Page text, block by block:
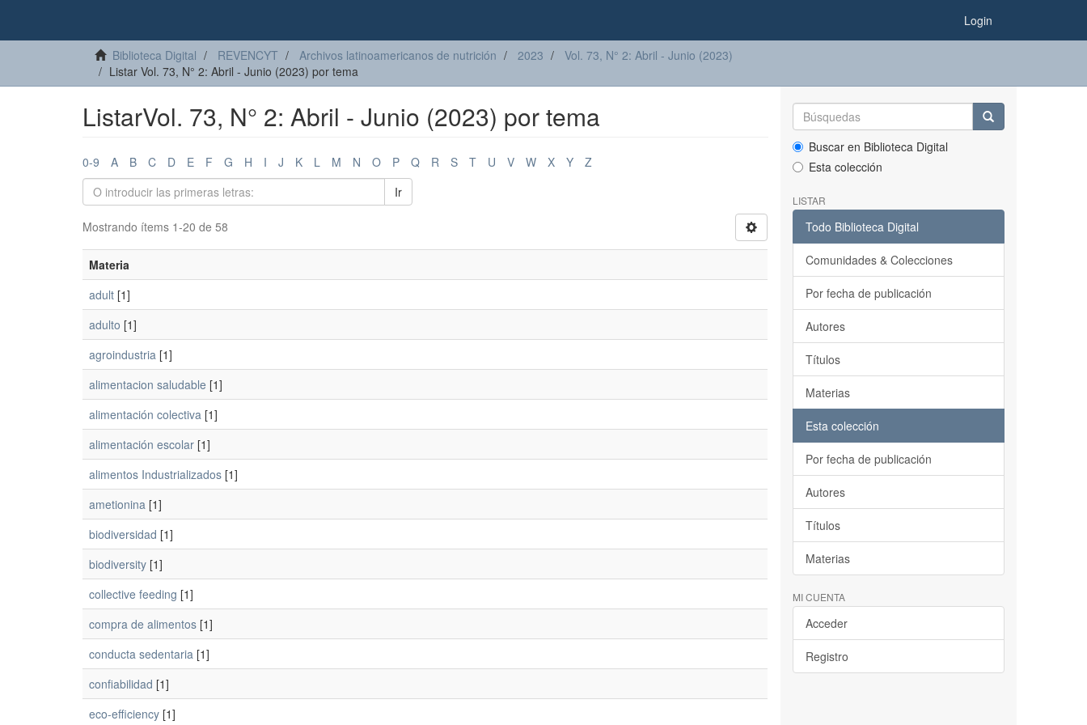
Login
Biblioteca Digital REVENCYT Archivos latinoamericanos de nutrición 2023
Vol. 73, N° 2: Abril - Junio (2023)
Listar Vol. 73, N° 2: Abril - Junio (2023) por tema
ListarVol. 73, N° 2: Abril - Junio (2023) por tema
0-9 A B C D E F G H I J K L M N O P Q R S T U V W X Y
Z
Ir
Mostrando ítems 1-20 de 58
Materia
adult [1]
adulto [1]
agroindustria [1]
alimentacion saludable [1]
alimentación colectiva [1]
alimentación escolar [1]
alimentos Industrializados [1]
ametionina [1]
biodiversidad [1]
biodiversity [1]
collective feeding [1]
compra de alimentos [1]
conducta sedentaria [1]
confiabilidad [1]
eco-efficiency [1]
Buscar en Biblioteca Digital
Esta colección
LISTAR
Todo Biblioteca Digital
Comunidades & Colecciones
Por fecha de publicación
Autores
Títulos
Materias
Esta colección
Por fecha de publicación
Autores
Títulos
Materias
MI CUENTA
Acceder
Registro